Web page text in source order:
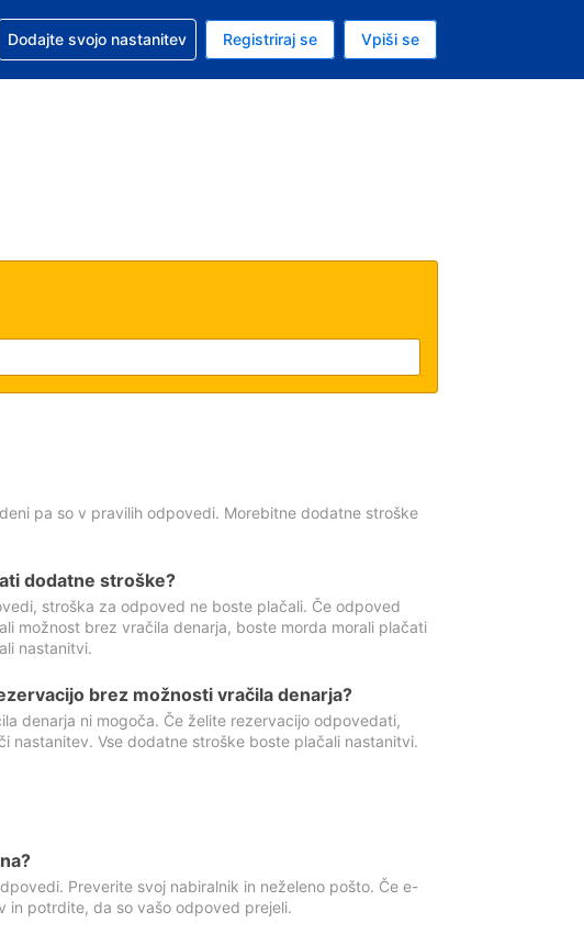
valuta je ameriški dolar
trenutni jezik je Slovenščini
za pomoč pri rezervaciji
Dodajte svojo nastanitev Registriraj se Vpiši se
pa so v pravilih odpovedi. Morebitne dodatne stroške
dodatne stroške?
stroška za odpoved ne boste plačali. Če odpoved
možnost brez vračila denarja, boste morda morali plačati
nastanitvi.
brez možnosti vračila denarja?
denarja ni mogoča. Če želite rezervacijo odpovedati,
Vse dodatne stroške boste plačali nastanitvi.
Preverite svoj nabiralnik in neželeno pošto. Če e-
in potrdite, da so vašo odpoved prejeli.